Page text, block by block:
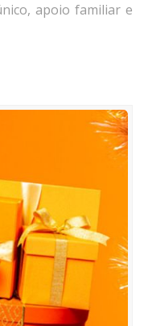
apoio familiar e